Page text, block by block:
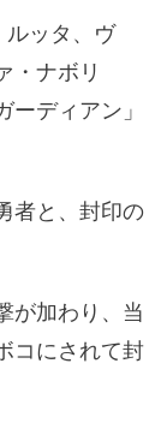
ルッタ、ヴ
・ナボリ
ディアン」
者と、封印の
が加わり、当
コにされて封